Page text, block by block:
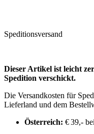
Speditionsversand
Dieser Artikel ist leicht
Spedition verschickt.
Die Versandkosten für
Lieferland und dem
Österreich: € 39,-